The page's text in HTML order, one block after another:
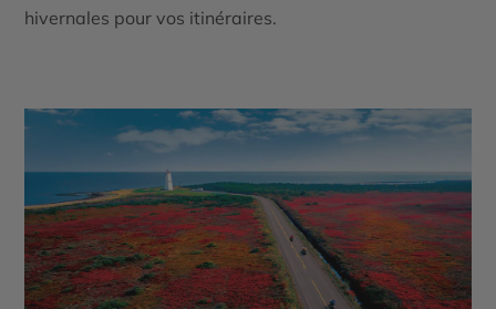
hivernales pour vos itinéraires.